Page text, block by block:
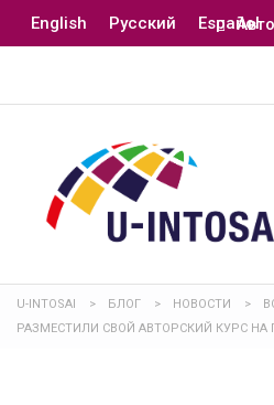
English Русский Español
U-INTOSAI > БЛОГ > НОВОСТИ >
РАЗМЕСТИЛИ СВОЙ АВТОРСКИЙ КУРС НА